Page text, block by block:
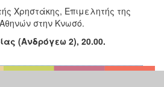
Χρηστάκης, Επιμελητής της
στην Κνωσό.
(Ανδρόγεω 2), 20.00.